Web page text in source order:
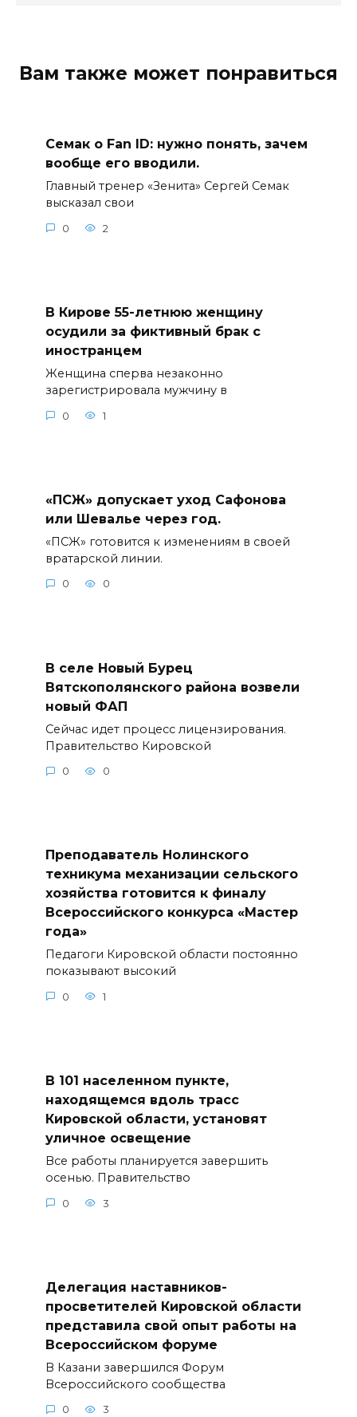
Вам также может понравиться
Семак о Fan ID: нужно понять, зачем
вообще его вводили.
Главный тренер «Зенита» Сергей Семак
высказал свои
0 2
В Кирове 55-летнюю женщину
осудили за фиктивный брак с
иностранцем
Женщина сперва незаконно
зарегистрировала мужчину в
0 1
«ПСЖ» допускает уход Сафонова
или Шевалье через год.
«ПСЖ» готовится к изменениям в своей
вратарской линии.
0 0
В селе Новый Бурец
Вятскополянского района возвели
новый ФАП
Сейчас идет процесс лицензирования.
Правительство Кировской
0 0
Преподаватель Нолинского
техникума механизации сельского
хозяйства готовится к финалу
Всероссийского конкурса «Мастер
года»
Педагоги Кировской области постоянно
показывают высокий
0 1
В 101 населенном пункте,
находящемся вдоль трасс
Кировской области, установят
уличное освещение
Все работы планируется завершить
осенью. Правительство
0 3
Делегация наставников-
просветителей Кировской области
представила свой опыт работы на
Всероссийском форуме
В Казани завершился Форум
Всероссийского сообщества
0 3